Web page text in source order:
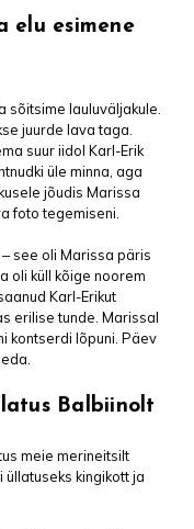
elu esimene
lauluväljakule.
juurde lava taga.
suur iidol Karl-Erik
üle minna, aga
jõudis Marissa
foto tegemiseni.
see oli Marissa päris
oli küll kõige noorem
Karl-Erikut
erilise tunde. Marissal
kontserdi lõpuni. Päev
Balbiinolt
meie merineitsilt
kingikott ja